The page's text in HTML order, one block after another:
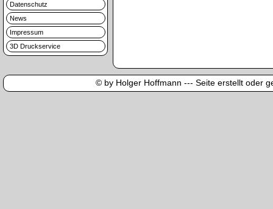
Datenschutz
News
Impressum
3D Druckservice
© by Holger Hoffmann --- Seite erstellt oder